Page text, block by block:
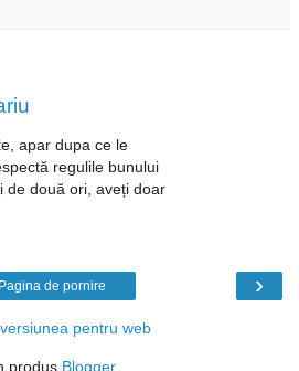
apar dupa ce le
regulile bunului
de două ori, aveți doar
›
Pagina de pornire
pentru web
produs Blogger.